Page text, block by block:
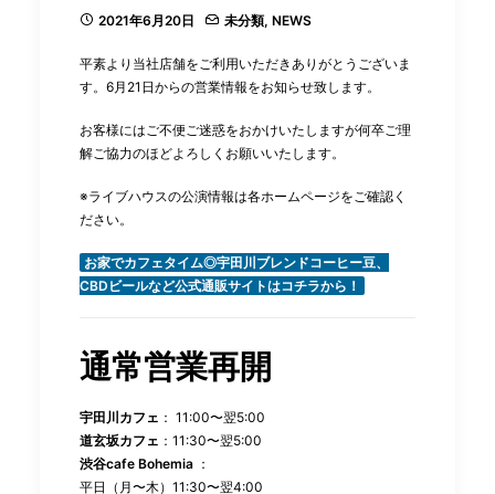
2021年6月20日 未分類, NEWS
平素より当社店舗をご利用いただきありがとうございま
す。6月21日からの営業情報をお知らせ致します。
お客様にはご不便ご迷惑をおかけいたしますが何卒ご理
解ご協力のほどよろしくお願いいたします。
※ライブハウスの公演情報は各ホームページをご確認く
ださい。
お家でカフェタイム◎宇田川ブレンドコーヒー豆、
CBDビールなど公式通販サイトはコチラから！
通常営業再開
宇田川カフェ ： 11:00〜翌5:00
道玄坂カフェ ：11:30〜翌5:00
渋谷cafe Bohemia ：
平日（月〜木）11:30〜翌4:00